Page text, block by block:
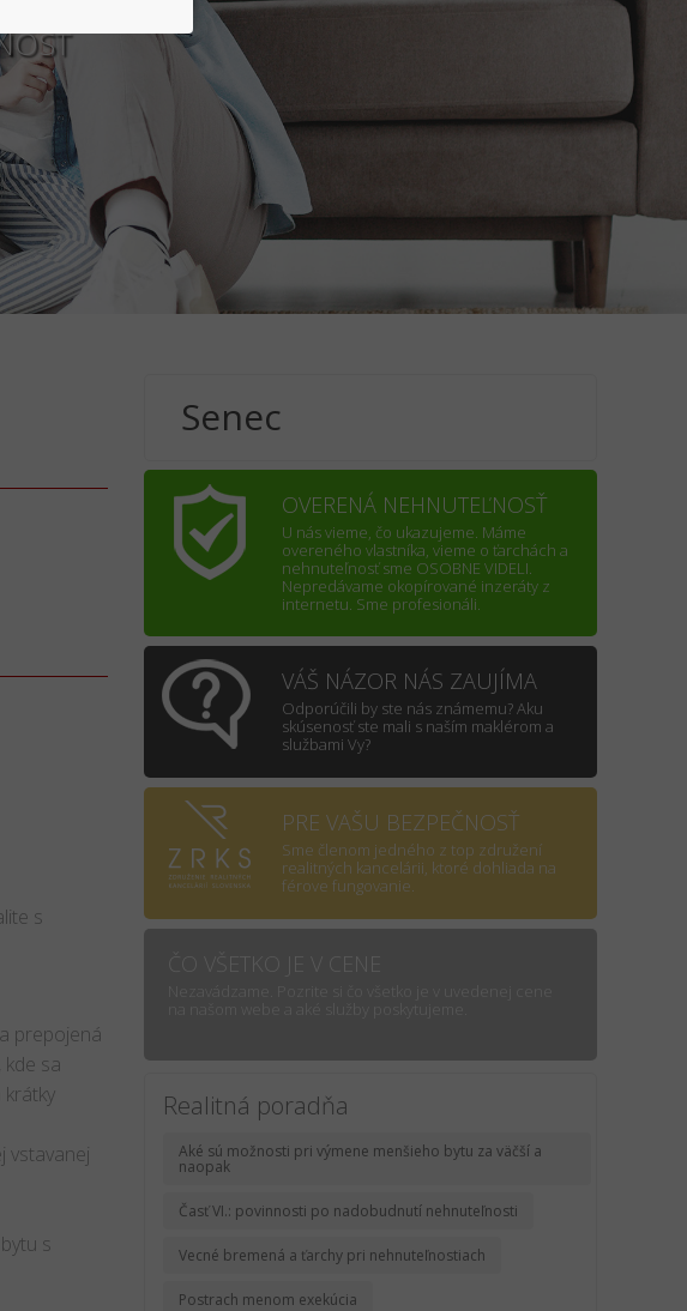
Senec
s
prepojená
sa
vstavanej
s
OVERENÁ NEHNUTEĽNOSŤ
U nás vieme, čo ukazujeme. Máme
overeného vlastníka, vieme o ťarchách a
nehnuteľnosť sme OSOBNE VIDELI.
Nepredávame okopírované inzeráty z
internetu. Sme profesionáli.
VÁŠ NÁZOR NÁS ZAUJÍMA
Odporúčili by ste nás známemu? Aku
skúsenosť ste mali s naším maklérom a
službami Vy?
PRE VAŠU BEZPEČNOSŤ
Sme členom jedného z top združení
realitných kancelárii, ktoré dohliada na
férove fungovanie.
ČO VŠETKO JE V CENE
Realitná poradňa
Aké sú možnosti pri výmene menšieho bytu za väčší a
naopak
Časť VI.: povinnosti po nadobudnutí nehnuteľnosti
Vecné bremená a ťarchy pri nehnuteľnostiach
Postrach menom exekúcia